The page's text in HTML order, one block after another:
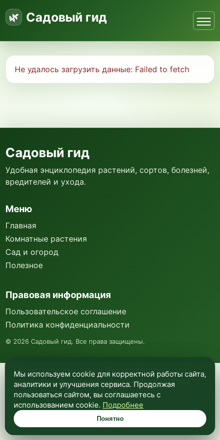
Садовый гид
Не удалось загрузить данные: Failed to fetch
Мы используем куки и Яндекс Метрику для
анализа посещаемости и улучшения работы
сайта. Подробнее —в политике
конфиденциальности.
Понятно
Садовый гид
Удобная энциклопедия растений, сортов, болезней,
вредителей и ухода.
Меню
Главная
Комнатные растения
Сад и огород
Полезное
Правовая информация
Пользовательское соглашение
Политика конфиденциальности
© 2026 Садовый гид. Все права защищены.
Мы используем cookie для корректной работы сайта,
аналитики и улучшения сервиса. Продолжая
пользоваться сайтом, вы соглашаетесь с
использованием cookie. Подробнее
Понятно